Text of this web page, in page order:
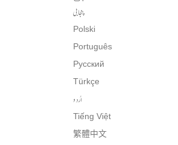
پنجابی
Polski
Português
Русский
Türkçe
اُردو
Tiếng Việt
繁體中文